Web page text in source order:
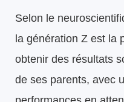
Selon le
la génération Z est la
obtenir des résultats
de ses parents, avec